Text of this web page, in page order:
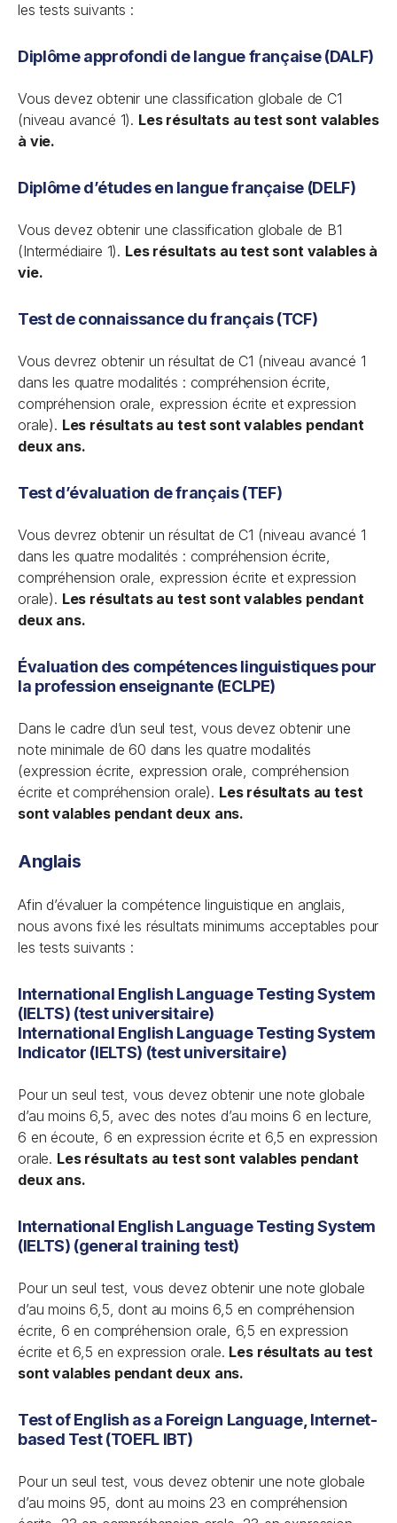
les tests suivants :
Diplôme approfondi de langue française (DALF)
Vous devez obtenir une classification globale de C1
(niveau avancé 1). Les résultats au test sont valables
à vie.
Diplôme d’études en langue française (DELF)
Vous devez obtenir une classification globale de B1
(Intermédiaire 1). Les résultats au test sont valables à
vie.
Test de connaissance du français (TCF)
Vous devrez obtenir un résultat de C1 (niveau avancé 1
dans les quatre modalités : compréhension écrite,
compréhension orale, expression écrite et expression
orale). Les résultats au test sont valables pendant
deux ans.
Test d’évaluation de français (TEF)
Vous devrez obtenir un résultat de C1 (niveau avancé 1
dans les quatre modalités : compréhension écrite,
compréhension orale, expression écrite et expression
orale). Les résultats au test sont valables pendant
deux ans.
Évaluation des compétences linguistiques pour
la profession enseignante (ECLPE)
Dans le cadre d’un seul test, vous devez obtenir une
note minimale de 60 dans les quatre modalités
(expression écrite, expression orale, compréhension
écrite et compréhension orale). Les résultats au test
sont valables pendant deux ans.
Anglais
Afin d’évaluer la compétence linguistique en anglais,
nous avons fixé les résultats minimums acceptables pour
les tests suivants :
International English Language Testing System
(IELTS) (test universitaire)
International English Language Testing System
Indicator (IELTS) (test universitaire)
Pour un seul test, vous devez obtenir une note globale
d’au moins 6,5, avec des notes d’au moins 6 en lecture,
6 en écoute, 6 en expression écrite et 6,5 en expression
orale. Les résultats au test sont valables pendant
deux ans.
International English Language Testing System
(IELTS) (general training test)
Pour un seul test, vous devez obtenir une note globale
d’au moins 6,5, dont au moins 6,5 en compréhension
écrite, 6 en compréhension orale, 6,5 en expression
écrite et 6,5 en expression orale. Les résultats au test
sont valables pendant deux ans.
Test of English as a Foreign Language, Internet-
based Test (TOEFL IBT)
Pour un seul test, vous devez obtenir une note globale
d’au moins 95, dont au moins 23 en compréhension